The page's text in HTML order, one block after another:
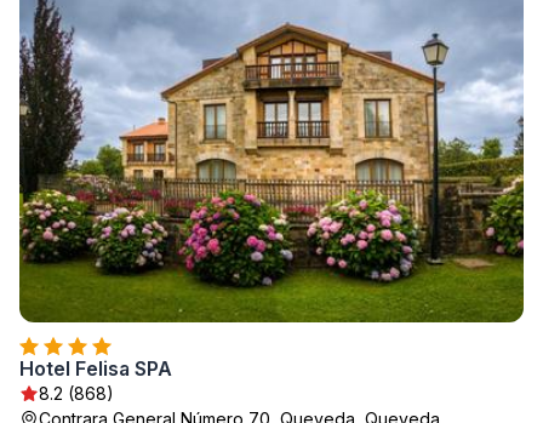
Hotel Felisa SPA
8.2 (868)
Contrara General Número 70, Queveda, Queveda